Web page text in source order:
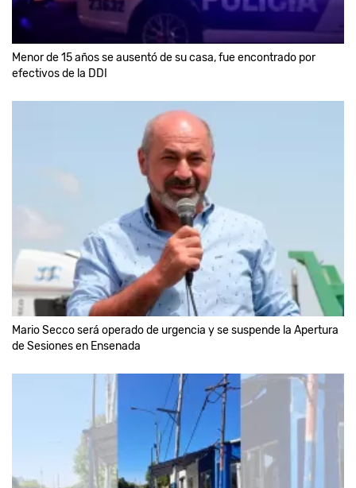
Menor de 15 años se ausentó de su casa, fue encontrado por
efectivos de la DDI
Mario Secco será operado de urgencia y se suspende la Apertura
de Sesiones en Ensenada